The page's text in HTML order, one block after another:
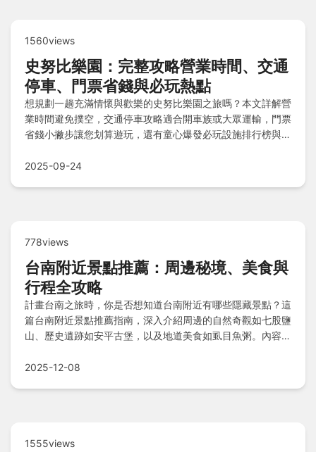
1560views
史努比樂園：完整攻略營業時間、交通
停車、門票省錢與必玩熱點
想規劃一趟充滿情懷與歡樂的史努比樂園之旅嗎？本文詳解營
業時間避免撲空，交通停車攻略適合開車族或大眾運輸，門票
省錢小撇步讓您划算遊玩，還有童心爆發必玩設施排行榜與拍
加上注意事項與Q&A行前解惑，確保您玩得安心又盡興！
2025-09-24
778views
台南附近景點推薦：周邊秘境、美食與
行程全攻略
計畫台南之旅時，你是否想知道台南附近有哪些隱藏景點？這
篇台南附近景點推薦指南，深入介紹周邊的自然奇觀如七股鹽
山、歷史遺跡如安平古堡，以及地道美食如虱目魚粥。內容包
行更輕鬆愉快。從家庭出遊到獨旅探險，一應俱全，解決所有
2025-12-08
1555views